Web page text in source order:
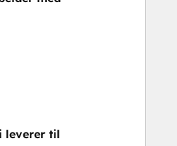
leverer til